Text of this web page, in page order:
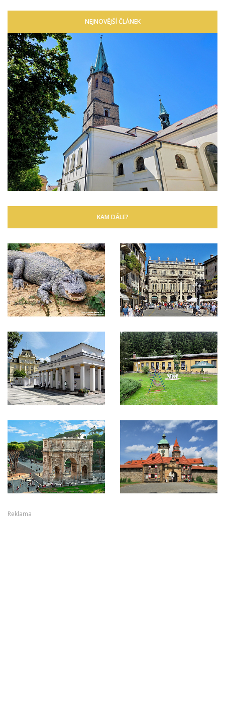
NEJNOVĚJŠÍ ČLÁNEK
KAM DÁLE?
Reklama